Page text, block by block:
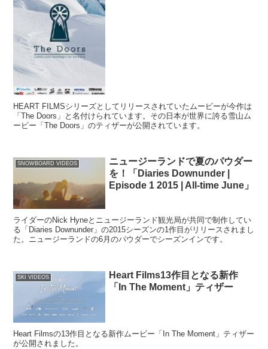
HEART FILMSシリーズとしてリリースされていたムービーが今作は
「The Doors」と名付けられています。その日本が世界に誇る雪山ム
ービー「The Doors」のティザーが公開されています。
SNOWBOARD VIDEOS
ニュージーランドで夏のパウダー
を！「Diaries Downunder |
Episode 1 2015 | All-time June」
ライダーのNick Hyneとニュージーランド観光局が共同で制作してい
る「Diaries Downunder」の2015シーズンの1作目がリリースされまし
た。ニュージーランドの6月のパウダーでシーズンインです。
SKI VIDEOS
Heart Films13作目となる新作
「In The Moment」ティザー
Heart Filmsの13作目となる新作ムービー「In The Moment」ティザー
が公開されました。